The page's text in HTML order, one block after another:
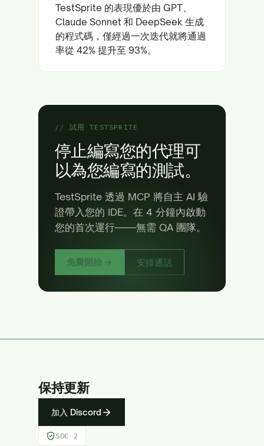
TestSprite 的表現優於由 GPT、
Claude Sonnet 和 DeepSeek 生成
的程式碼，僅經過一次迭代就將通過
率從 42% 提升至 93%。
// 試用 TESTSPRITE
停止編寫您的代理可
以為您編寫的測試。
TestSprite 透過 MCP 將自主 AI 驗
證帶入您的 IDE。在 4 分鐘內啟動
您的首次運行——無需 QA 團隊。
免費開始 → 安排通話
保持更新
加入 Discord
SOC 2